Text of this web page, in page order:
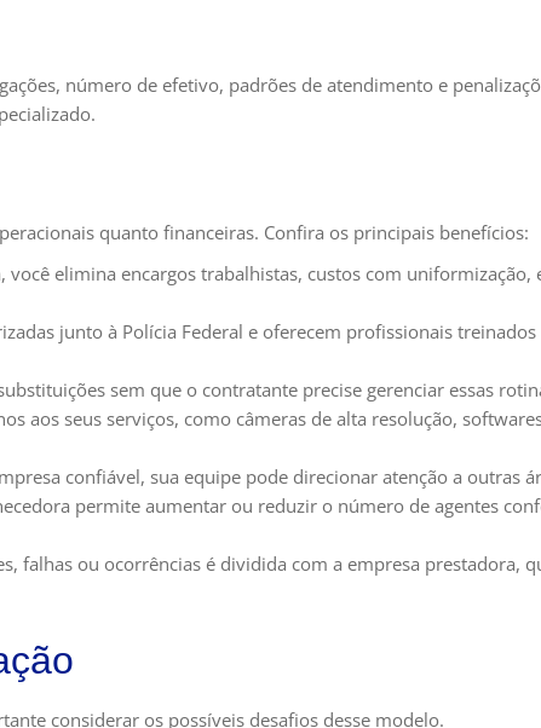
número de efetivo, padrões de atendimento e
quanto financeiras. Confira os principais benefícios:
elimina encargos trabalhistas, custos com
junto à Polícia Federal e oferecem profissionais
sem que o contratante precise gerenciar essas
aos seus serviços, como câmeras de alta resolução,
confiável, sua equipe pode direcionar atenção a outras
permite aumentar ou reduzir o número de agentes
falhas ou ocorrências é dividida com a empresa prestadora,
considerar os possíveis desafios desse modelo.